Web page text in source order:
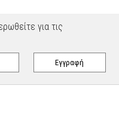
για τις